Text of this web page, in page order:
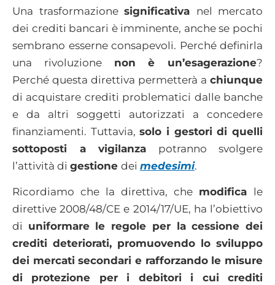
Una trasformazione significativa nel mercato
dei crediti bancari è imminente, anche se pochi
sembrano esserne consapevoli. Perché definirla
una rivoluzione non è un’esagerazione?
Perché questa direttiva permetterà a chiunque
di acquistare crediti problematici dalle banche
e da altri soggetti autorizzati a concedere
finanziamenti. Tuttavia,solo i gestori di quelli
sottoposti a vigilanza potranno svolgere
l’attività di gestione dei medesimi.
Ricordiamo che la direttiva, che modifica le
direttive 2008/48/CE e 2014/17/UE, ha l’obiettivo
di uniformare le regole per la cessione dei
crediti deteriorati, promuovendo lo sviluppo
dei mercati secondari e rafforzando le misure
di protezione per i debitori i cui crediti